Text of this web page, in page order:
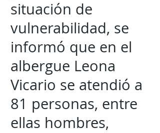
situación de
vulnerabilidad, se
informó que en el
albergue Leona
Vicario se atendió a
81 personas, entre
ellas hombres,